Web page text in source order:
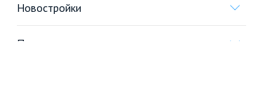
Новостройки
Продажа